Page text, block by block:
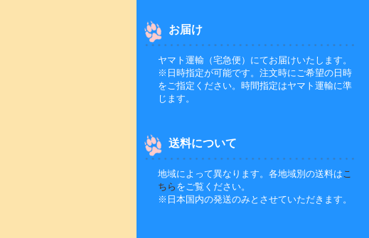
お届け
ヤマト運輸（宅急便）にてお届けいたします。
※日時指定が可能です。注文時にご希望の日時
をご指定ください。時間指定はヤマト運輸に準
じます。
送料について
地域によって異なります。各地域別の送料はこ
ちら をご覧ください。
※日本国内の発送のみとさせていただきます。